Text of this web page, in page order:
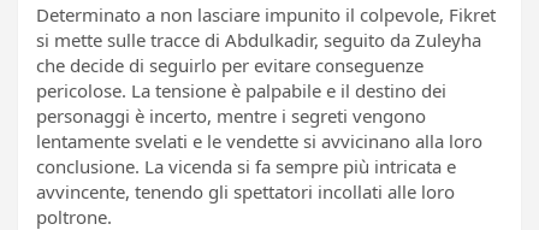
Determinato a non lasciare impunito il colpevole, Fikret
si mette sulle tracce di Abdulkadir, seguito da Zuleyha
che decide di seguirlo per evitare conseguenze
pericolose. La tensione è palpabile e il destino dei
personaggi è incerto, mentre i segreti vengono
lentamente svelati e le vendette si avvicinano alla loro
conclusione. La vicenda si fa sempre più intricata e
avvincente, tenendo gli spettatori incollati alle loro
poltrone.